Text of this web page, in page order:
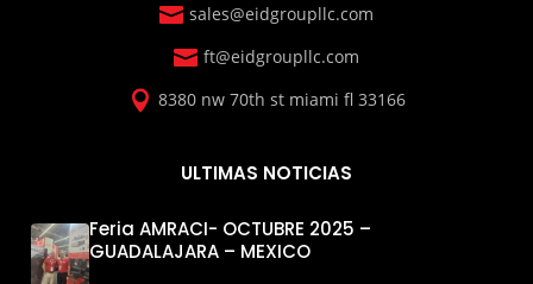
 sales@eidgroupllc.com
 ft@eidgroupllc.com
 8380 nw 70th st miami fl 33166
ULTIMAS NOTICIAS
Feria AMRACI- OCTUBRE 2025 –
GUADALAJARA – MEXICO